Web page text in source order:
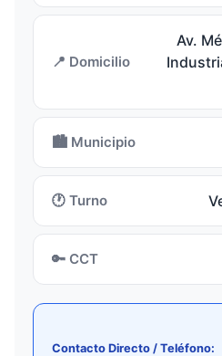
📍 Domicilio
Av.
🏙️ Municipio
🕐 Turno
🔑 CCT
Contacto Directo / Teléfono: